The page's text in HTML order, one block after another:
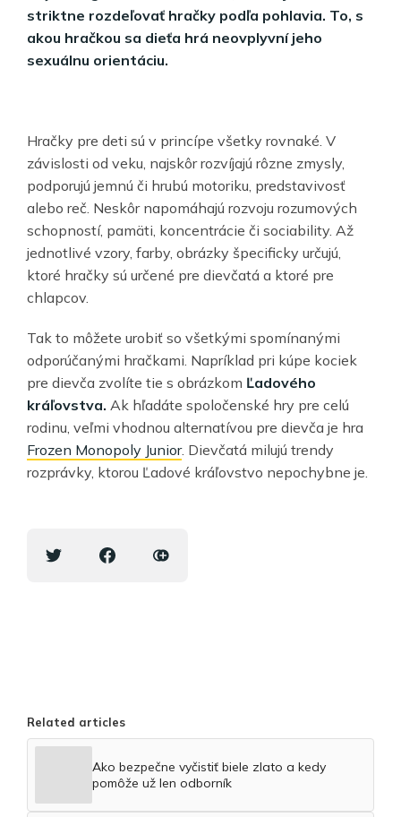
striktne rozdeľovať hračky podľa pohlavia. To, s
akou hračkou sa dieťa hrá neovplyvní jeho
sexuálnu orientáciu.
Hračky pre deti sú v princípe všetky rovnaké. V
závislosti od veku, najskôr rozvíjajú rôzne zmysly,
podporujú jemnú či hrubú motoriku, predstavivosť
alebo reč. Neskôr napomáhajú rozvoju rozumových
schopností, pamäti, koncentrácie či sociability. Až
jednotlivé vzory, farby, obrázky špecificky určujú,
ktoré hračky sú určené pre dievčatá a ktoré pre
chlapcov.
Tak to môžete urobiť so všetkými spomínanými
odporúčanými hračkami. Napríklad pri kúpe kociek
pre dievča zvolíte tie s obrázkom Ľadového
kráľovstva. Ak hľadáte spoločenské hry pre celú
rodinu, veľmi vhodnou alternatívou pre dievča je hra
Frozen Monopoly Junior. Dievčatá milujú trendy
rozprávky, ktorou Ľadové kráľovstvo nepochybne je.
Related articles
Ako bezpečne vyčistiť biele zlato a kedy
pomôže už len odborník